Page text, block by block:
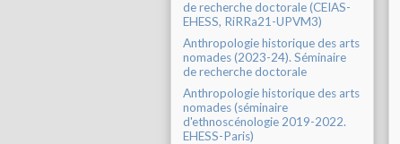
de recherche doctorale (CEIAS-
EHESS, RiRRa21-UPVM3)
Anthropologie historique des arts
nomades (2023-24). Séminaire
de recherche doctorale
Anthropologie historique des arts
nomades (séminaire
d'ethnoscénologie 2019-2022.
EHESS-Paris)